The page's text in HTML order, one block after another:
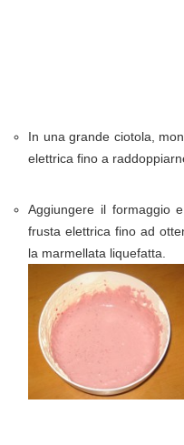
In una grande ciotola,
elettrica fino a
Aggiungere il formaggio
frusta elettrica fino ad
la marmellata liquefatta.